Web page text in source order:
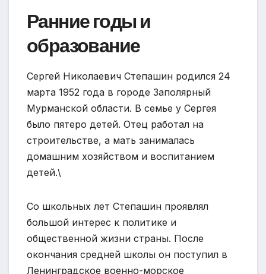
Ранние годы и
образование
Сергей Николаевич Степашин родился 24
марта 1952 года в городе Заполярный
Мурманской области. В семье у Сергея
было пятеро детей. Отец работал на
строительстве, а мать занималась
домашним хозяйством и воспитанием
детей.\
Со школьных лет Степашин проявлял
большой интерес к политике и
общественной жизни страны. После
окончания средней школы он поступил в
Ленинградское военно-морское